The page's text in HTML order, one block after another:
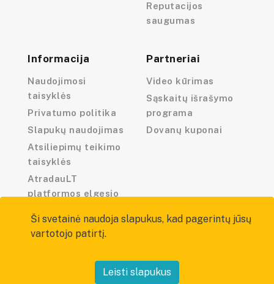
Reputacijos
saugumas
Informacija
Naudojimosi
taisyklės
Privatumo politika
Slapukų naudojimas
Atsiliepimų teikimo
taisyklės
AtradauLT
platformos elgesio
Partneriai
Video kūrimas
Sąskaitų išrašymo
programa
Dovanų kuponai
Ši svetainė naudoja slapukus, kad pagerintų jūsų
vartotojo patirtį.
Leisti slapukus